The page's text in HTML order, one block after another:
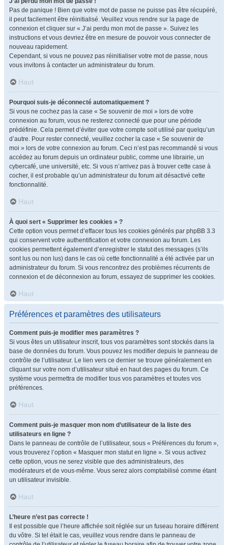
Pas de panique ! Bien que votre mot de passe ne puisse pas être récupéré,
il peut facilement être réinitialisé. Veuillez vous rendre sur la page de
connexion et cliquer sur « J’ai perdu mon mot de passe ». Suivez les
instructions et vous devriez être en mesure de pouvoir vous connecter de
nouveau rapidement.
Cependant, si vous ne pouvez pas réinitialiser votre mot de passe, nous
vous invitons à contacter un administrateur du forum.
Haut
Pourquoi suis-je déconnecté automatiquement ?
Si vous ne cochez pas la case « Se souvenir de moi » lors de votre
connexion au forum, vous ne resterez connecté que pour une période
prédéfinie. Cela permet d’éviter que votre compte soit utilisé par quelqu’un
d’autre. Pour rester connecté, veuillez cocher la case « Se souvenir de
moi » lors de votre connexion au forum. Ceci n’est pas recommandé si vous
accédez au forum depuis un ordinateur public, comme une librairie, un
cybercafé, une université, etc. Si vous n’arrivez pas à trouver cette case à
cocher, il est probable qu’un administrateur du forum ait désactivé cette
fonctionnalité.
Haut
À quoi sert « Supprimer les cookies » ?
Cette option vous permet d’effacer tous les cookies générés par phpBB 3.3
qui conservent votre authentification et votre connexion au forum. Les
cookies permettent également d’enregistrer le statut des messages (s’ils
sont lus ou non lus) dans le cas où cette fonctionnalité a été activée par un
administrateur du forum. Si vous rencontrez des problèmes récurrents de
connexion et de déconnexion au forum, essayez de supprimer les cookies.
Haut
Préférences et paramètres des utilisateurs
Comment puis-je modifier mes paramètres ?
Si vous êtes un utilisateur inscrit, tous vos paramètres sont stockés dans la
base de données du forum. Vous pouvez les modifier depuis le panneau de
contrôle de l’utilisateur. Le lien vers ce dernier se trouve généralement en
cliquant sur votre nom d’utilisateur situé en haut des pages du forum. Ce
système vous permettra de modifier tous vos paramètres et toutes vos
préférences.
Haut
Comment puis-je masquer mon nom d’utilisateur de la liste des
utilisateurs en ligne ?
Dans le panneau de contrôle de l’utilisateur, sous « Préférences du forum »,
vous trouverez l’option « Masquer mon statut en ligne ». Si vous activez
cette option, vous ne serez visible que des administrateurs, des
modérateurs et de vous-même. Vous serez alors comptabilisé comme étant
un utilisateur invisible.
Haut
L’heure n’est pas correcte !
Il est possible que l’heure affichée soit réglée sur un fuseau horaire différent
du vôtre. Si tel était le cas, veuillez vous rendre dans le panneau de